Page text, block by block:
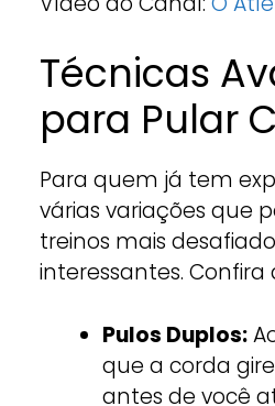
Técnicas
para Pular
Para quem já tem
várias variações que
treinos mais
interessantes.
Pulos Duplos:
que a corda
antes de você